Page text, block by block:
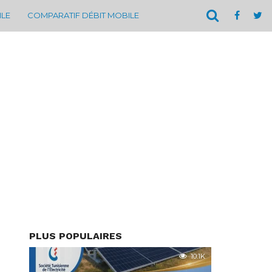
COMPARATIF DÉBIT MOBILE
PLUS POPULAIRES
10.1K